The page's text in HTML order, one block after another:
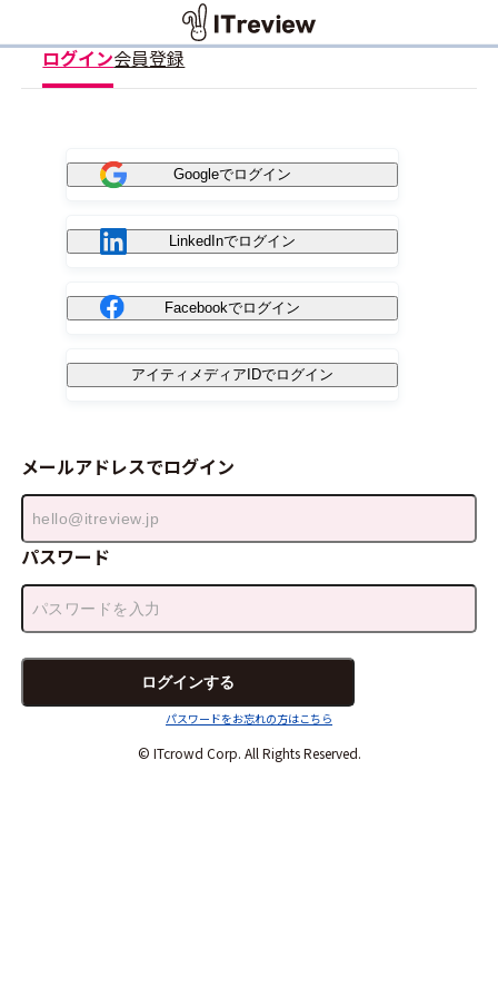
ログイン会員登録
Googleでログイン
LinkedInでログイン
Facebookでログイン
アイティメディアIDでログイン
メールアドレスでログイン
パスワード
パスワードをお忘れの方はこちら
© ITcrowd Corp. All Rights Reserved.